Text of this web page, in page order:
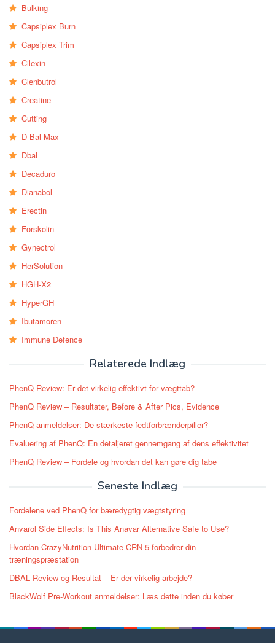
Bulking
Capsiplex Burn
Capsiplex Trim
Cilexin
Clenbutrol
Creatine
Cutting
D-Bal Max
Dbal
Decaduro
Dianabol
Erectin
Forskolin
Gynectrol
HerSolution
HGH-X2
HyperGH
Ibutamoren
Immune Defence
Relaterede Indlæg
PhenQ Review: Er det virkelig effektivt for vægttab?
PhenQ Review – Resultater, Before & After Pics, Evidence
PhenQ anmeldelser: De stærkeste fedtforbrænderpiller?
Evaluering af PhenQ: En detaljeret gennemgang af dens effektivitet
PhenQ Review – Fordele og hvordan det kan gøre dig tabe
Seneste Indlæg
Fordelene ved PhenQ for bæredygtig vægtstyring
Anvarol Side Effects: Is This Anavar Alternative Safe to Use?
Hvordan CrazyNutrition Ultimate CRN-5 forbedrer din
træningspræstation
DBAL Review og Resultat – Er der virkelig arbejde?
BlackWolf Pre-Workout anmeldelser: Læs dette inden du køber